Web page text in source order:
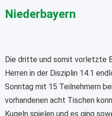
Niederbayern
Die dritte und somit vorletzte
Herren in der Disziplin 14.1
Sonntag mit 15 Teilnehmern
vorhandenen acht Tischen
Kugeln spielen und es ging